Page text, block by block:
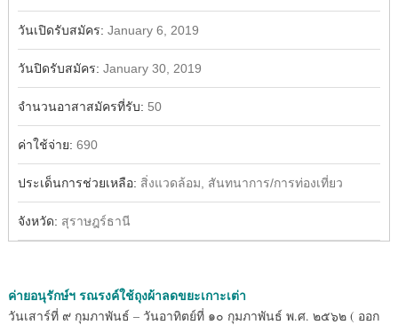
วันเปิดรับสมัคร: January 6, 2019
วันปิดรับสมัคร: January 30, 2019
จำนวนอาสาสมัครที่รับ: 50
ค่าใช้จ่าย: 690
ประเด็นการช่วยเหลือ: สิ่งแวดล้อม, สันทนาการ/การท่องเที่ยว
จังหวัด: สุราษฎร์ธานี
ค่ายอนุรักษ์ฯ รณรงค์ใช้ถุงผ้าลดขยะเกาะเต่า
วันเสาร์ที่ ๙ กุมภาพันธ์ – วันอาทิตย์ที่ ๑๐ กุมภาพันธ์ พ.ศ. ๒๕๖๒ ( ออก